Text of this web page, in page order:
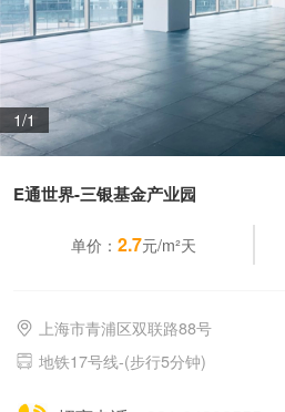
1/1
E通世界-三银基金产业园
单价：2.7元/m²天
上海市青浦区双联路88号
地铁17号线-(步行5分钟)